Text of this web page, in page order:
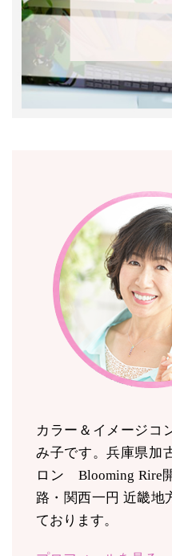
カラー＆イメージコ
み子です。兵庫県加
ロン Blooming Rire
路・関西一円 近畿地
ております。